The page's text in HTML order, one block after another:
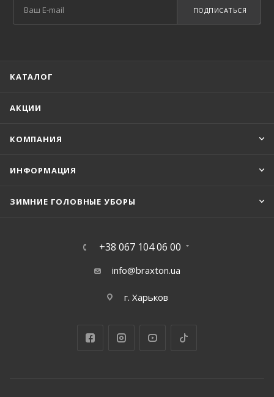
ПОДПИСАТЬСЯ
КАТАЛОГ
АКЦИИ
КОМПАНИЯ
ИНФОРМАЦИЯ
ЗИМНИЕ ГОЛОВНЫЕ УБОРЫ
+38 067 104 06 00
info@braxton.ua
г. Харьков